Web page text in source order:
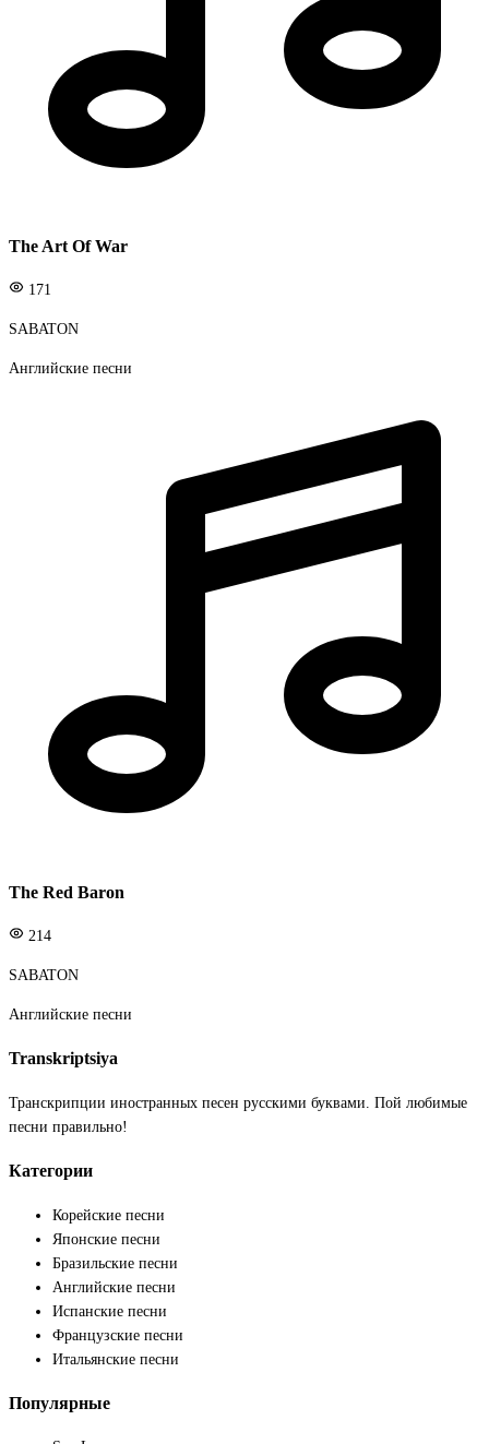
The Art Of War
171
SABATON
Английские песни
The Red Baron
214
SABATON
Английские песни
Transkriptsiya
Транскрипции иностранных песен русскими буквами. Пой любимые
песни правильно!
Категории
Корейские песни
Японские песни
Бразильские песни
Английские песни
Испанские песни
Французские песни
Итальянские песни
Популярные